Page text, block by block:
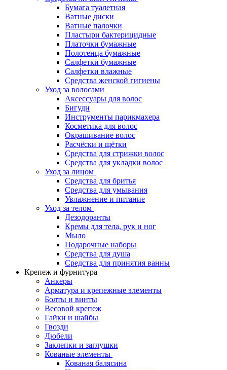
Бумага туалетная
Ватные диски
Ватные палочки
Пластыри бактерицидные
Платочки бумажные
Полотенца бумажные
Салфетки бумажные
Салфетки влажные
Средства женской гигиены
Уход за волосами
Аксессуары для волос
Бигуди
Инструменты парикмахера
Косметика для волос
Окрашивание волос
Расчёски и щётки
Средства для стрижки волос
Средства для укладки волос
Уход за лицом
Средства для бритья
Средства для умывания
Увлажнение и питание
Уход за телом
Дезодоранты
Кремы для тела, рук и ног
Мыло
Подарочные наборы
Средства для душа
Средства для принятия ванны
Крепеж и фурнитура
Анкеры
Арматура и крепежные элементы
Болты и винты
Весовой крепеж
Гайки и шайбы
Гвозди
Дюбели
Заклепки и заглушки
Кованые элементы
Кованая балясина